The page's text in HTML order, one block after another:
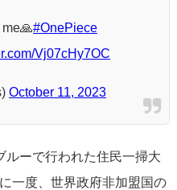
me🙏#OnePiece
Vj07cHy7OC
October 11, 2023
ルーで行われた住民一掃大
一度、世界政府非加盟国の